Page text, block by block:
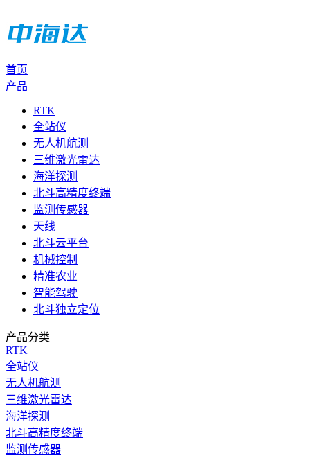
首页
产品
RTK
全站仪
无人机航测
三维激光雷达
海洋探测
北斗高精度终端
监测传感器
天线
北斗云平台
机械控制
精准农业
智能驾驶
北斗独立定位
产品分类
RTK
全站仪
无人机航测
三维激光雷达
海洋探测
北斗高精度终端
监测传感器